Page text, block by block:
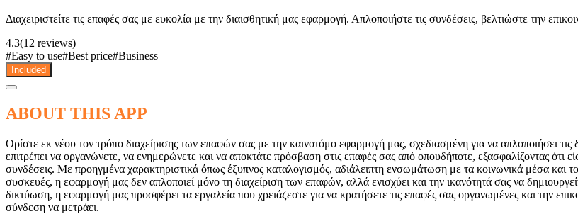
Διαχειριστείτε τις επαφές σας με ευκολία με την διαισθητική μας εφαρμογή. Απλοποιήστε τις συνδέσεις, βελτιώστε την
4.3(12 reviews)
#Easy to use#Best price#Business
Included
ABOUT THIS APP
Ορίστε εκ νέου τον τρόπο διαχείρισης των επαφών σας με την καινοτόμο εφαρμογή μας, σχεδιασμένη για να απλοποιήσει
επιτρέπει να οργανώνετε, να ενημερώνετε και να αποκτάτε πρόσβαση στις επαφές σας από οπουδήποτε, εξασφαλίζοντας ότι
συνδέσεις. Με προηγμένα χαρακτηριστικά όπως έξυπνος καταλογισμός, αδιάλειπτη ενσωμάτωση με τα κοινωνικά μέσα και
συσκευές, η εφαρμογή μας δεν απλοποιεί μόνο τη διαχείριση των επαφών, αλλά ενισχύει και την ικανότητά σας να
δικτύωση, η εφαρμογή μας προσφέρει τα εργαλεία που χρειάζεστε για να κρατήσετε τις επαφές σας οργανωμένες και την
σύνδεση να μετράει.